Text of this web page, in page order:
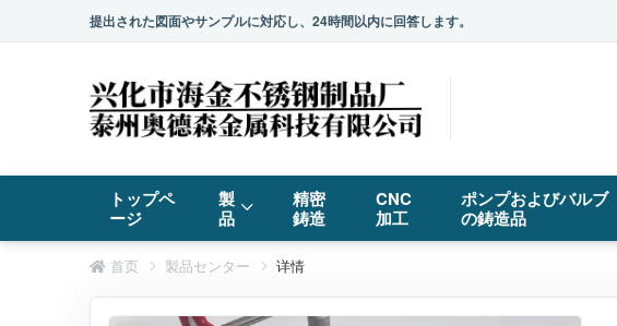
提出された図面やサンプルに対応し、24時間以内に回答します。
トップペ
ージ
製
品
精密
鋳造
CNC
加工
ポンプおよびバルブ
の鋳造品
首页 製品センター 详情